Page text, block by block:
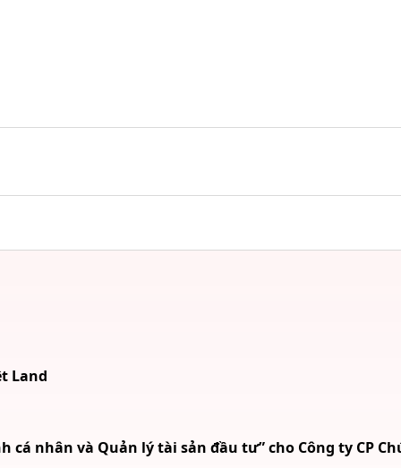
Land
nhân và Quản lý tài sản đầu tư” cho Công ty CP